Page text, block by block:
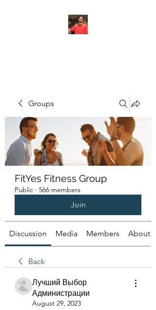
Groups
FitYes Fitness Group
Public · 566 members
Join
Discussion Media Members About
Back
Лучший Выбор
Администрации
August 29, 2023